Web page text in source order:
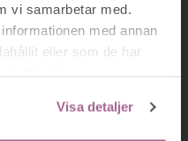
vi samarbetar med.
med annan
eller som de har
Visa detaljer